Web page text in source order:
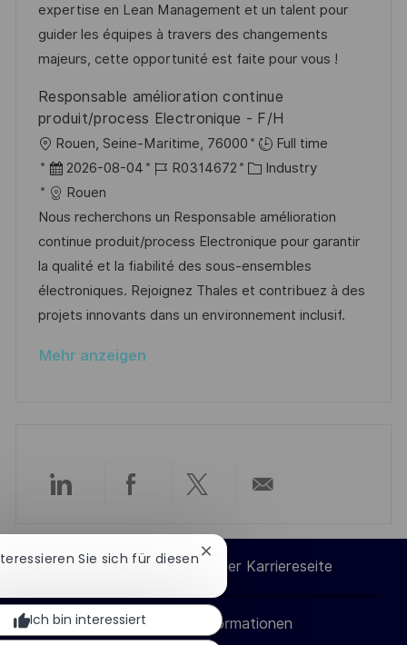
h
u
n
g
d
e
r
e
f
f
c
D
o
r
i
expertise en Lean Management et un talent pour
guider les équipes à travers des changements
majeurs, cette opportunité est faite pour vous !
Responsable amélioration continue
produit/process Electronique - F/H
O
r
t
Rouen, Seine-Maritime, 76000
Full time
D
a
t
u
m
d
e
V
f
n
t
i
c
2026-08-04
J
b
-
I
D
R0314672
K
t
e
g
o
r
Industry
Rouen
Nous recherchons un Responsable amélioration
continue produit/process Electronique pour garantir
la qualité et la fiabilité des sous-ensembles
électroniques. Rejoignez Thales et contribuez à des
projets innovants dans un environnement inclusif.
Mehr anzeigen
Über
LinkedIn
Über
Facebook
Über
Twitter
teilen
E-
Mail
teilen
Cookie-Einstellungen der Karriereseite
Persönliche Informationen
Sie sich für diesen Chatbot-
Benachrichtigung
schließen
Ich bin interessiert